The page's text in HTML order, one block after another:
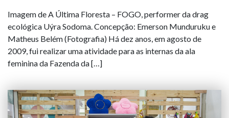
Imagem de A Última Floresta – FOGO, performer da drag
ecológica Uýra Sodoma. Concepção: Emerson Munduruku e
Matheus Belém (Fotografia) Há dez anos, em agosto de
2009, fui realizar uma atividade para as internas da ala
feminina da Fazenda da […]